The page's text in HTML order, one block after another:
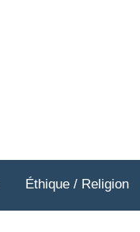
Éthique / Religion